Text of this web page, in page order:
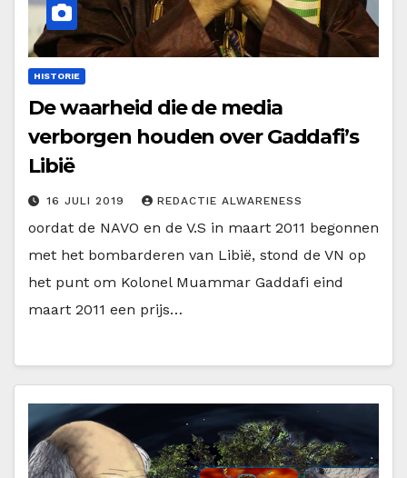
HISTORIE
De waarheid die de media
verborgen houden over Gaddafi’s
Libië
16 JULI 2019 REDACTIE ALWARENESS
oordat de NAVO en de V.S in maart 2011 begonnen
met het bombarderen van Libië, stond de VN op
het punt om Kolonel Muammar Gaddafi eind
maart 2011 een prijs…